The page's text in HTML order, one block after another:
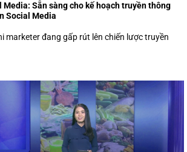
Media: Sẵn sàng cho kế hoạch truyền thông
Social Media
marketer đang gấp rút lên chiến lược truyền